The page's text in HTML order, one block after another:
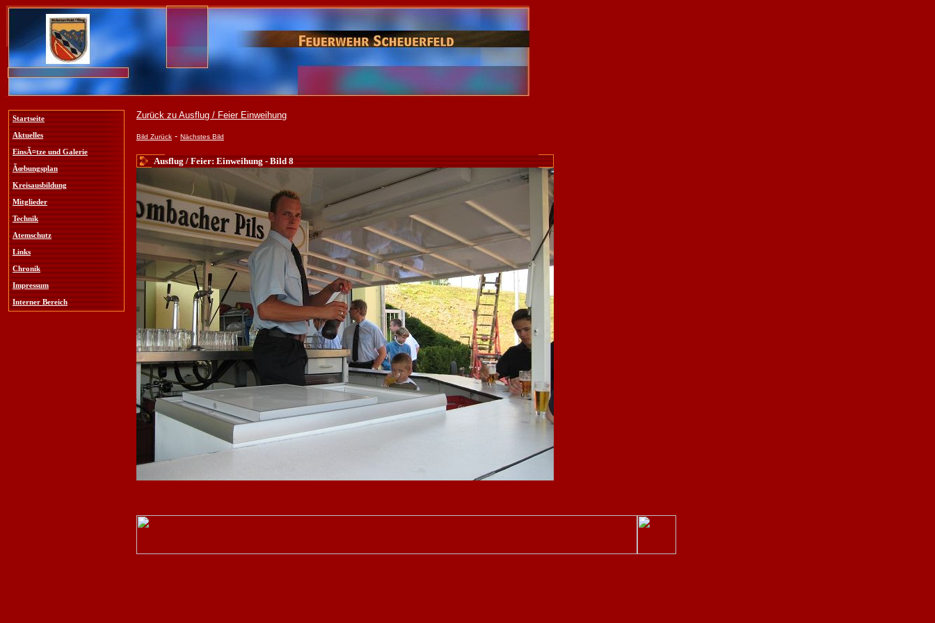
Startseite
Aktuelles
EinsÃ¤tze und Galerie
Ãœbungsplan
Kreisausbildung
Mitglieder
Technik
Atemschutz
Links
Chronik
Impressum
Interner Bereich
Zurück zu Ausflug / Feier Einweihung
Bild Zurück - Nächstes Bild
Ausflug / Feier: Einweihung - Bild 8